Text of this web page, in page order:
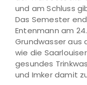
und am Schluss
Das Semester
Entenmann am
Grundwasser aus
wie die
gesundes
und Imker damit